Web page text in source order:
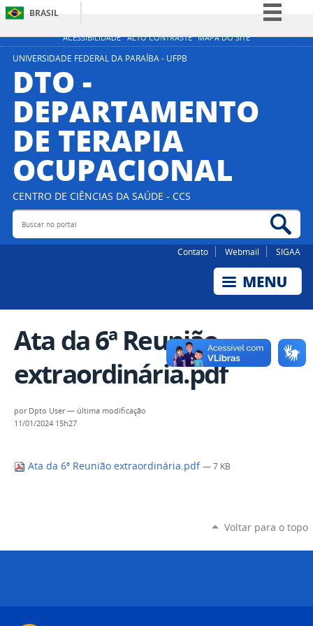
ACESSIBILIDADE ALTO CONTRASTE MAPA DO SITE
BRASIL
Simplifique!
Acesso à informação
Legislação
UNIVERSIDADE FEDERAL DA PARAÍBA - UFPB
DTO -
DEPARTAMENTO
DE TERAPIA
OCUPACIONAL
CENTRO DE CIÊNCIAS DA SAÚDE - CCS
Buscar no portal
Contato Webmail SIGAA
Ata da 6ª Reunião
extraordinária.pdf
por Dpto User— última modificação
11/01/2024 15h27
Ata da 6ª Reunião extraordinária.pdf — 7 KB
Voltar para o topo